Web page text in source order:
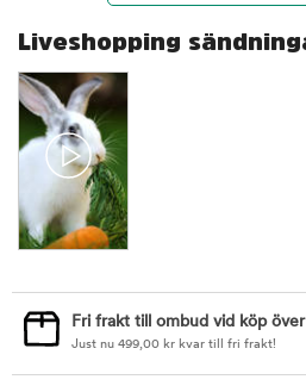
Liveshopping
Fri frakt till ombud vid köp
Just nu 499,00 kr kvar till fri frakt!